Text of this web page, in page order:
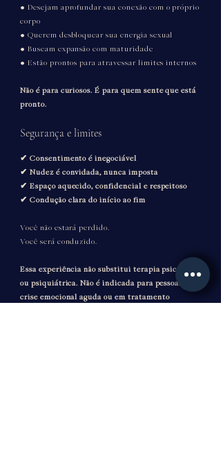
• Desejam aprofundar sua conexão com o próprio
corpo
• Querem desbloquear sua energia sexual
• Buscam expansão com maturidade
• Estão prontos para atravessar limites internos
Não é para curiosos. É para quem sente que está
pronto.
Segurança e limites
✔ Consentimento é inegociável
✔ Nudez é convidada, nunca imposta
✔ Espaço aquecido, confidencial e respeitoso
✔ Condução clara do início ao fim
Você não estará perdido.
Você será conduzido.
Essa experiência não substitui terapia psicológica
ou psiquiátrica. Não é indicada para pessoas em
crise emocional aguda ou em tratamento